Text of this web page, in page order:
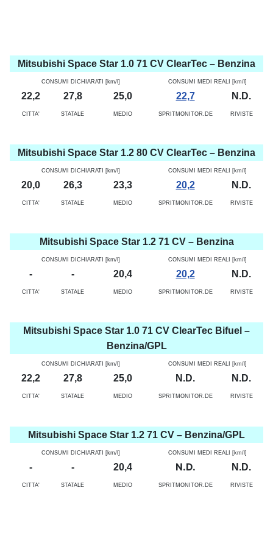
Mitsubishi Space Star 1.0 71 CV ClearTec – Benzina
CONSUMI DICHIARATI [km/l] CONSUMI MEDI REALI [km/l]
22,2 27,8 25,0 22,7 N.D.
CITTA' STATALE MEDIO SPRITMONITOR.DE RIVISTE
Mitsubishi Space Star 1.2 80 CV ClearTec – Benzina
CONSUMI DICHIARATI [km/l] CONSUMI MEDI REALI [km/l]
20,0 26,3 23,3 20,2 N.D.
CITTA' STATALE MEDIO SPRITMONITOR.DE RIVISTE
Mitsubishi Space Star 1.2 71 CV – Benzina
CONSUMI DICHIARATI [km/l] CONSUMI MEDI REALI [km/l]
- - 20,4 20,2 N.D.
CITTA' STATALE MEDIO SPRITMONITOR.DE RIVISTE
Mitsubishi Space Star 1.0 71 CV ClearTec Bifuel –
Benzina/GPL
CONSUMI DICHIARATI [km/l] CONSUMI MEDI REALI [km/l]
22,2 27,8 25,0 N.D. N.D.
CITTA' STATALE MEDIO SPRITMONITOR.DE RIVISTE
Mitsubishi Space Star 1.2 71 CV – Benzina/GPL
CONSUMI DICHIARATI [km/l] CONSUMI MEDI REALI [km/l]
- - 20,4 N.D. N.D.
CITTA' STATALE MEDIO SPRITMONITOR.DE RIVISTE